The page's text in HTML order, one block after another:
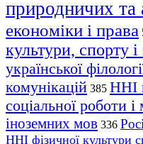
природничих та
економіки і права
культури, спорту і
української
комунікацій 385 ННІ
соціальної роботи
іноземних мов 336
ННІ фізичної культури